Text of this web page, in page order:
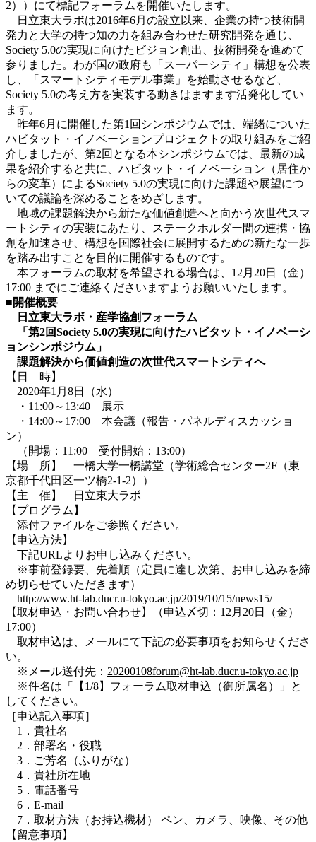
2））にて標記フォーラムを開催いたします。
日立東大ラボは2016年6月の設立以来、企業の持つ技術開
発力と大学の持つ知の力を組み合わせた研究開発を通じ、
Society 5.0の実現に向けたビジョン創出、技術開発を進めて
参りました。わが国の政府も「スーパーシティ」構想を公表
し、「スマートシティモデル事業」を始動させるなど、
Society 5.0の考え方を実装する動きはますます活発化してい
ます。
昨年6月に開催した第1回シンポジウムでは、端緒についた
ハビタット・イノベーションプロジェクトの取り組みをご紹
介しましたが、第2回となる本シンポジウムでは、最新の成
果を紹介すると共に、ハビタット・イノベーション（居住か
らの変革）によるSociety 5.0の実現に向けた課題や展望につ
いての議論を深めることをめざします。
地域の課題解決から新たな価値創造へと向かう次世代スマ
ートシティの実装にあたり、ステークホルダー間の連携・協
創を加速させ、構想を国際社会に展開するための新たな一歩
を踏み出すことを目的に開催するものです。
本フォーラムの取材を希望される場合は、12月20日（金）
17:00 までにご連絡くださいますようお願いいたします。
■開催概要
日立東大ラボ・産学協創フォーラム
「第2回Society 5.0の実現に向けたハビタット・イノベーシ
ョンシンポジウム」
課題解決から価値創造の次世代スマートシティへ
【日 時】
2020年1月8日（水）
・11:00～13:40 展示
・14:00～17:00 本会議（報告・パネルディスカッショ
ン）
（開場：11:00 受付開始：13:00）
【場 所】 一橋大学一橋講堂（学術総合センター2F（東
京都千代田区一ツ橋2-1-2））
【主 催】 日立東大ラボ
【プログラム】
添付ファイルをご参照ください。
【申込方法】
下記URLよりお申し込みください。
※事前登録要、先着順（定員に達し次第、お申し込みを締
め切らせていただきます）
http://www.ht-lab.ducr.u-tokyo.ac.jp/2019/10/15/news15/
【取材申込・お問い合わせ】（申込〆切：12月20日（金）
17:00）
取材申込は、メールにて下記の必要事項をお知らせくださ
い。
※メール送付先： 20200108forum@ht-lab.ducr.u-tokyo.ac.jp
※件名は「【1/8】フォーラム取材申込（御所属名）」と
してください。
［申込記入事項］
1．貴社名
2．部署名・役職
3．ご芳名（ふりがな）
4．貴社所在地
5．電話番号
6．E-mail
7．取材方法（お持込機材） ペン、カメラ、映像、その他
【留意事項】